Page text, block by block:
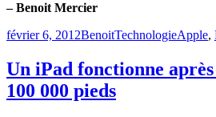
– Benoit Mercier
Publié
février 6, 2012BenoitCatégories
TechnologieApple,
Un iPad fonctionne
100 000 pieds